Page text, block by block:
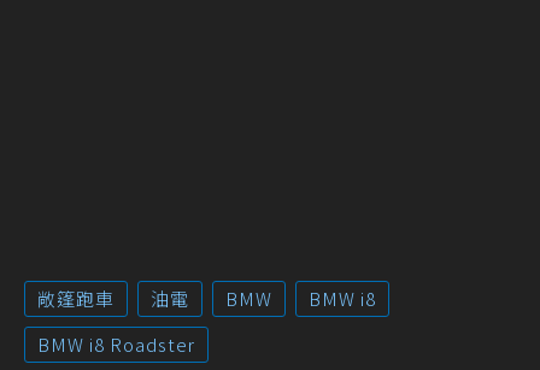
敞篷跑車 油電 BMW
BMW i8
BMW i8 Roadster